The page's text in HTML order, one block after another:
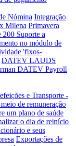
Nómina Integração
Milena Primavera
200 Suporte a
no módulo de
'fixos-
DATEV LAUDS
DATEV Payroll
e Transporte -
de remuneração
um plano de saúde
o dia de reinício
e seus
Exportações de